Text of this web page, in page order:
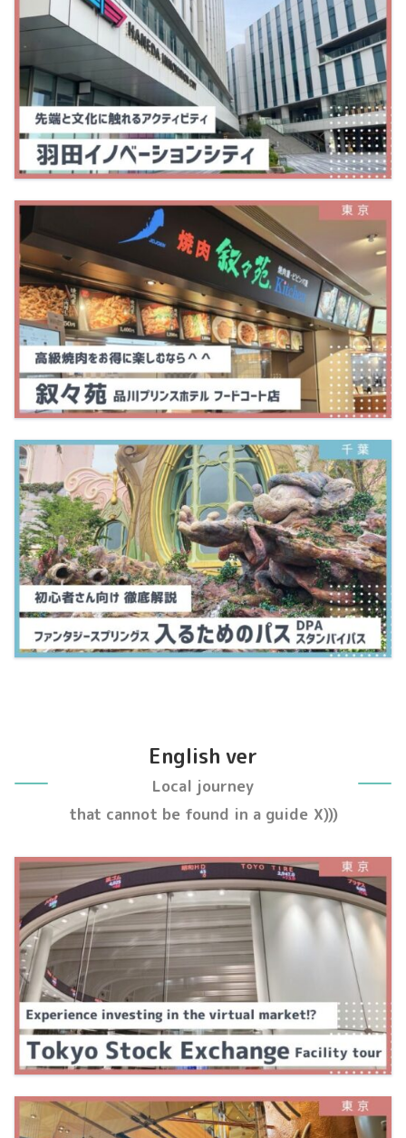
English ver
Local journey
that cannot be found in a guide X)))